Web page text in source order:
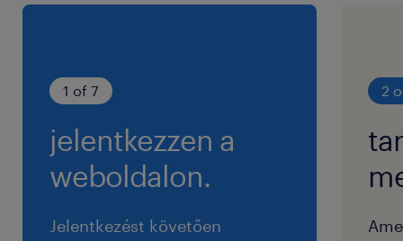
1 of 7
jelentkezzen a
weboldalon.
Jelentkezést követően
2